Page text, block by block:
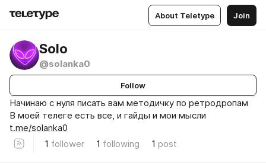
About Teletype Join
Solo
@solanka0
Follow
Начинаю с нуля писать вам методичку по ретродропам
В моей телеге есть все, и гайды и мои мысли
t.me/solanka0
1 follower 1 following 1 post